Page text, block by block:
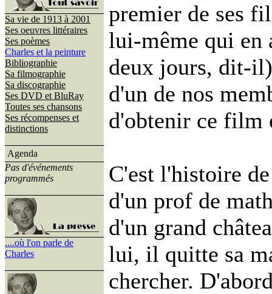
Sa vie de 1913 à 2001
Ses oeuvres littéraires
Ses poèmes
Charles et la peinture
Bibliographie
Sa filmographie
Sa discographie
Ses DVD et BluRay
Toutes ses chansons
Ses récompenses et
distinctions
Agenda
Pas d'événements
programmés
....où l'on parle de
Charles
premier de ses
lui-même qui en
deux jours, dit-
d'un de nos
d'obtenir ce film
C'est l'histoire
d'un prof de
d'un grand
lui, il quitte sa
chercher.